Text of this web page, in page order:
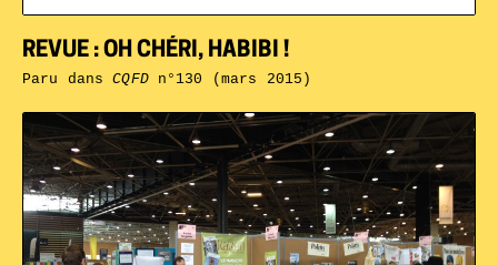
REVUE : OH CHÉRI, HABIBI !
Paru dansCQFDn°130 (mars 2015)